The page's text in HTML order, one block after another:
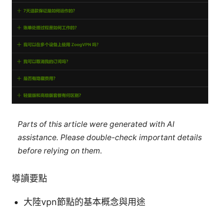
Parts of this article were generated with AI
assistance. Please double-check important details
before relying on them.
導讀要點
大陸vpn節點的基本概念與用途